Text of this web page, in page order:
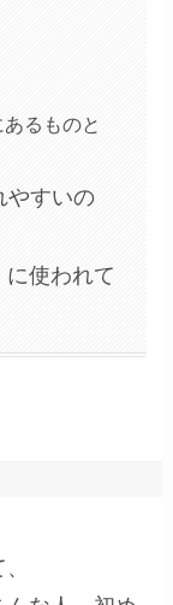
るものと
やすいの
使われて